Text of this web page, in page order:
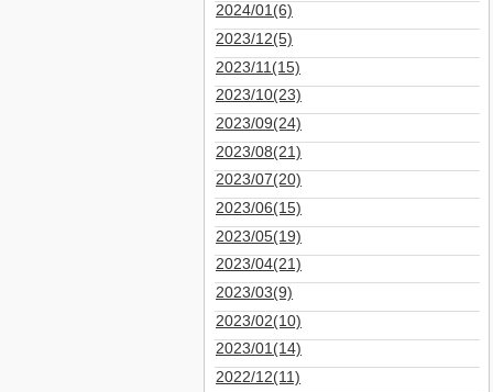
2024/01(6)
2023/12(5)
2023/11(15)
2023/10(23)
2023/09(24)
2023/08(21)
2023/07(20)
2023/06(15)
2023/05(19)
2023/04(21)
2023/03(9)
2023/02(10)
2023/01(14)
2022/12(11)